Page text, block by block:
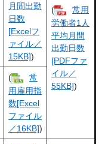
月間出勤
日数
[Excelフ
ァイル／
15KB])
(
常用
労働者1人
平均月間
出勤日数
[PDFファ
イル／
55KB])
(
常
用雇用指
数[Excel
ファイル
／16KB])